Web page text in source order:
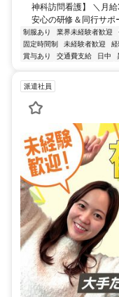
神科訪問看護】 ＼月
安心の研修＆同行サ
制服あり 業界未経験者歓迎
固定時間制
未経験者歓迎
賞与あり
交通費支給 日中
派遣社員